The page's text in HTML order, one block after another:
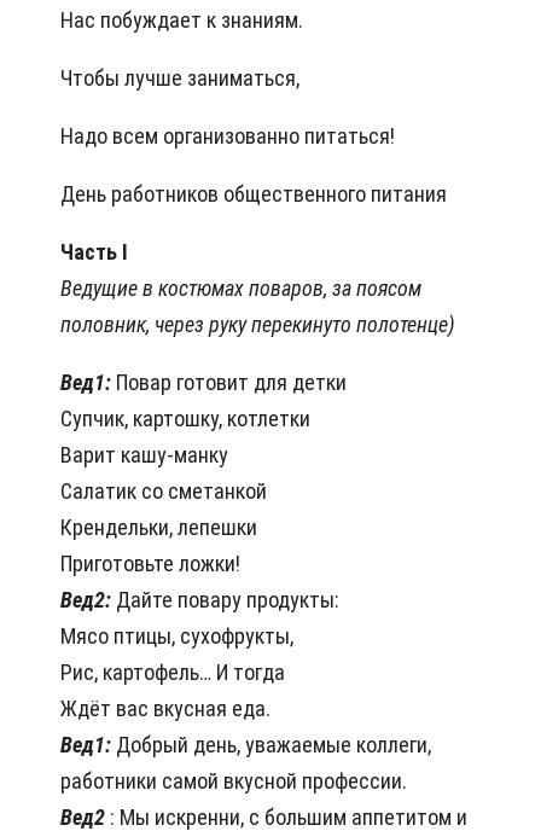
Нас побуждает к знаниям.
Чтобы лучше заниматься,
Надо всем организованно питаться!
День работников общественного питания
Часть І
Ведущие в костюмах поваров, за поясом
половник, через руку перекинуто полотенце)
Вед1: Повар готовит для детки
Супчик, картошку, котлетки
Варит кашу-манку
Салатик со сметанкой
Крендельки, лепешки
Приготовьте ложки!
Вед2: Дайте повару продукты:
Мясо птицы, сухофрукты,
Рис, картофель… И тогда
Ждёт вас вкусная еда.
Вед1: Добрый день, уважаемые коллеги,
работники самой вкусной профессии.
Вед2 : Мы искренни, с большим аппетитом и